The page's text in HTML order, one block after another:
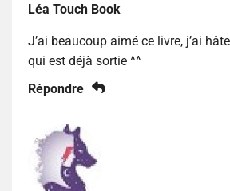
Léa Touch Book
J’ai beaucoup aimé ce livre, j’ai
qui est déjà sortie ^^
Répondre